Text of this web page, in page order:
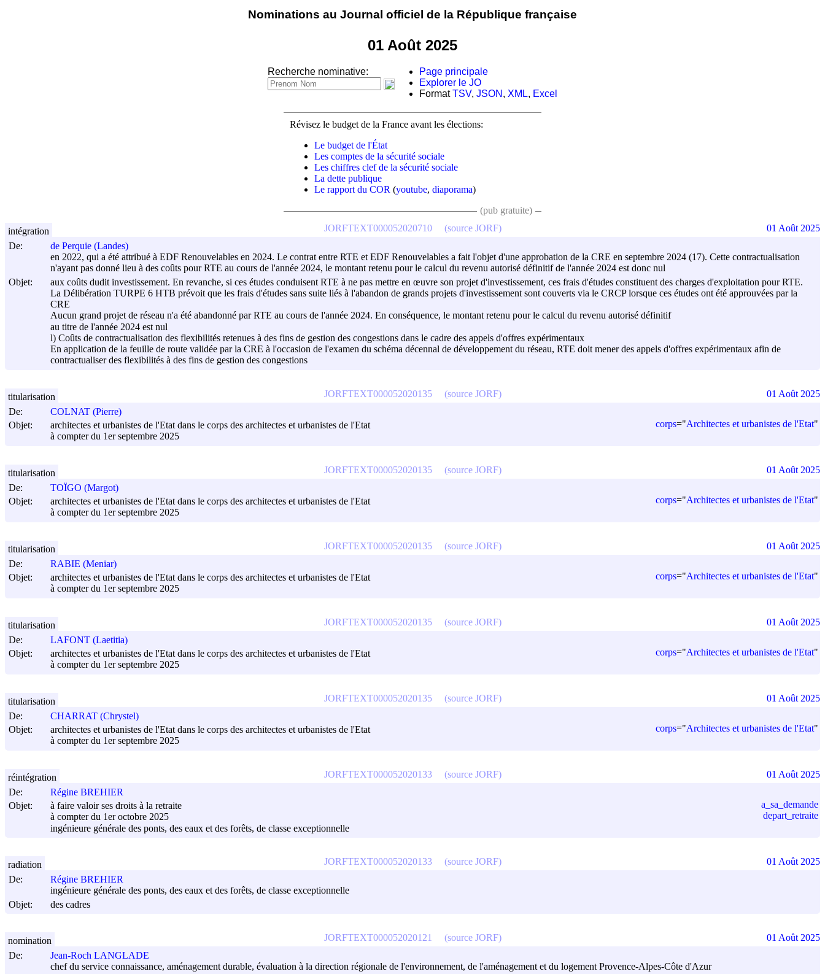
Nominations au Journal officiel de la République française
01 Août 2025
Recherche nominative:
Page principale
Explorer le JO
FormatTSV, JSON , XML, Excel
Révisez le budget de la France avant les élections:
Le budget de l'État
Les comptes de la sécurité sociale
Les chiffres clef de la sécurité sociale
La dette publique
Le rapport du COR (youtube, diaporama)
(pub gratuite)
De:
de Perquie (Landes)
en 2022, qui a été attribué à EDF Renouvelables en 2024. Le contrat entre RTE et EDF Renouvelables a fait l'objet d'une approbation de la CRE en septembre 2024 (17). Cette contractualisation
n'ayant pas donné lieu à des coûts pour RTE au cours de l'année 2024, le montant retenu pour le calcul du revenu autorisé définitif de l'année 2024 est donc nul
Objet:
aux coûts dudit investissement. En revanche, si ces études conduisent RTE à ne pas mettre en œuvre son projet d'investissement, ces frais d'études constituent des charges d'exploitation pour RTE.
La Délibération TURPE 6 HTB prévoit que les frais d'études sans suite liés à l'abandon de grands projets d'investissement sont couverts via le CRCP lorsque ces études ont été approuvées par la
CRE
Aucun grand projet de réseau n'a été abandonné par RTE au cours de l'année 2024. En conséquence, le montant retenu pour le calcul du revenu autorisé définitif
au titre de l'année 2024 est nul
l) Coûts de contractualisation des flexibilités retenues à des fins de gestion des congestions dans le cadre des appels d'offres expérimentaux
En application de la feuille de route validée par la CRE à l'occasion de l'examen du schéma décennal de développement du réseau, RTE doit mener des appels d'offres expérimentaux afin de
contractualiser des flexibilités à des fins de gestion des congestions
JORFTEXT000052020710 (source JORF)
intégration 01 Août 2025
De:
COLNAT (Pierre)
Objet:
architectes et urbanistes de l'Etat dans le corps des architectes et urbanistes de l'Etat
à compter du 1er septembre 2025
corps="Architectes et urbanistes de l'Etat"
JORFTEXT000052020135 (source JORF)
titularisation 01 Août 2025
De:
TOÏGO (Margot)
Objet:
architectes et urbanistes de l'Etat dans le corps des architectes et urbanistes de l'Etat
à compter du 1er septembre 2025
corps="Architectes et urbanistes de l'Etat"
JORFTEXT000052020135 (source JORF)
titularisation 01 Août 2025
De:
RABIE (Meniar)
Objet:
architectes et urbanistes de l'Etat dans le corps des architectes et urbanistes de l'Etat
à compter du 1er septembre 2025
corps="Architectes et urbanistes de l'Etat"
JORFTEXT000052020135 (source JORF)
titularisation 01 Août 2025
De:
LAFONT (Laetitia)
Objet:
architectes et urbanistes de l'Etat dans le corps des architectes et urbanistes de l'Etat
à compter du 1er septembre 2025
corps="Architectes et urbanistes de l'Etat"
JORFTEXT000052020135 (source JORF)
titularisation 01 Août 2025
De:
CHARRAT (Chrystel)
Objet:
architectes et urbanistes de l'Etat dans le corps des architectes et urbanistes de l'Etat
à compter du 1er septembre 2025
corps="Architectes et urbanistes de l'Etat"
JORFTEXT000052020135 (source JORF)
titularisation 01 Août 2025
De:
Régine BREHIER
Objet:
à faire valoir ses droits à la retraite
à compter du 1er octobre 2025
ingénieure générale des ponts, des eaux et des forêts, de classe exceptionnelle
a_sa_demande
depart_retraite
JORFTEXT000052020133 (source JORF)
réintégration 01 Août 2025
De:
Régine BREHIER
ingénieure générale des ponts, des eaux et des forêts, de classe exceptionnelle
Objet:
des cadres
JORFTEXT000052020133 (source JORF)
radiation 01 Août 2025
De:
Jean-Roch LANGLADE
chef du service connaissance, aménagement durable, évaluation à la direction régionale de l'environnement, de l'aménagement et du logement Provence-Alpes-Côte d'Azur
JORFTEXT000052020121 (source JORF)
nomination 01 Août 2025